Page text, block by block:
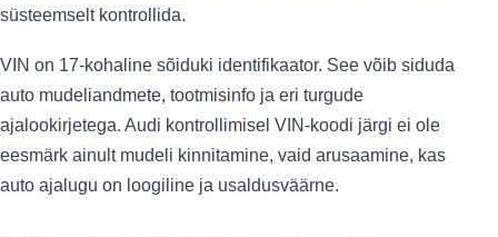
süsteemselt kontrollida.
VIN on 17-kohaline sõiduki identifikaator. See võib siduda
auto mudeliandmete, tootmisinfo ja eri turgude
ajalookirjetega. Audi kontrollimisel VIN-koodi järgi ei ole
eesmärk ainult mudeli kinnitamine, vaid arusaamine, kas
auto ajalugu on loogiline ja usaldusväärne.